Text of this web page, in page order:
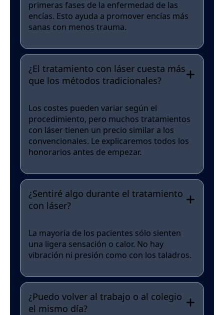
primeras fases de la enfermedad de las
encías. Esto ayuda a promover encías más
sanas con menos trauma.
¿El tratamiento con láser cuesta más
que los métodos tradicionales?
Los costes pueden variar según el
procedimiento, pero muchos tratamientos
con láser tienen un precio similar a los
convencionales. Le explicaremos todos los
honorarios antes de empezar.
¿Sentiré algo durante el tratamiento
con láser?
La mayoría de los pacientes sólo sienten
una ligera sensación o calor. No hay
vibración ni presión como con los taladros.
¿Puedo volver al trabajo o al colegio
el mismo día?